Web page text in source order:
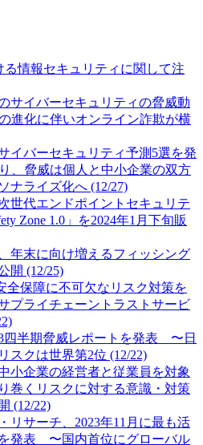
情報セキュリティに関して注
サイバーセキュリティの脅威動
進化に伴いオンライン詐欺が横
イバーセキュリティ予測5選を発
脅威は個人と中小企業の双方
ナライズ化へ (12/27)
世代エンドポイントセキュリテ
Zone 1.0」を2024年1月下旬販
年末に向け増えるフィッシング
開 (12/25)
全保障に不可欠なリスク対策を
プライチェーントラストサービ
四半期脅威レポートを発表 〜日
スクは世界第2位 (12/22)
小企業の経営者と従業員を対象
巻くリスクに対する意識・対策
(12/22)
リサーチ、2023年11月に最も活
発表 〜国内首位にグローバル